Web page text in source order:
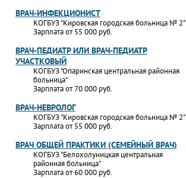
ВРАЧ-ИНФЕКЦИОНИСТ
КОГБУЗ "Кировская городская больница № 2"
Зарплата от 55 000 руб.
ВРАЧ-ПЕДИАТР ИЛИ ВРАЧ-ПЕДИАТР
УЧАСТКОВЫЙ
КОГБУЗ "Опаринская центральная районная
больница"
Зарплата от 70 000 руб.
ВРАЧ-НЕВРОЛОГ
КОГБУЗ "Кировская городская больница № 2"
Зарплата от 55 000 руб.
ВРАЧ ОБЩЕЙ ПРАКТИКИ (СЕМЕЙНЫЙ ВРАЧ)
КОГБУЗ "Белохолуницкая центральная
районная больница"
Зарплата от 60 000 руб.